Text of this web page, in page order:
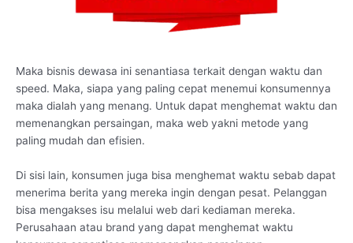
Maka bisnis dewasa ini senantiasa terkait dengan waktu dan
speed. Maka, siapa yang paling cepat menemui konsumennya
maka dialah yang menang. Untuk dapat menghemat waktu dan
memenangkan persaingan, maka web yakni metode yang
paling mudah dan efisien.
Di sisi lain, konsumen juga bisa menghemat waktu sebab dapat
menerima berita yang mereka ingin dengan pesat. Pelanggan
bisa mengakses isu melalui web dari kediaman mereka.
Perusahaan atau brand yang dapat menghemat waktu